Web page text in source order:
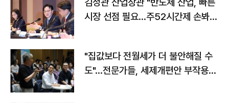
시장 선점 필요…주52시간제 손봐
"집값보다 전월세가 더 불안해질 수
도"…전문가들, 세제개편안 부작용